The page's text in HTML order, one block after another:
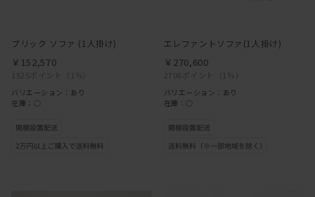
ブリック ソファ (1人掛け)
1525ポイント （1％）
￥152,570
バリエーション：あり
在庫：○
エレファントソファ(1人掛け)
2706ポイント （1％）
￥270,600
バリエーション：あり
在庫：○